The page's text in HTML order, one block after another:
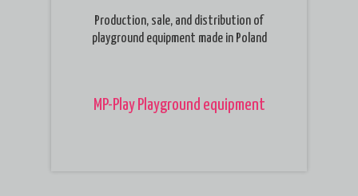
Production, sale, and distribution of
playground equipment made in Poland
MP-Play Playground equipment